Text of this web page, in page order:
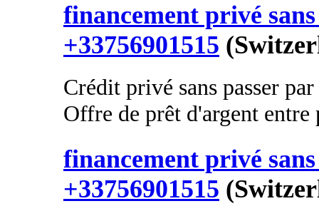
financement privé
+33756901515
Crédit privé sans passer
Offre de prêt d'argent
financement privé
+33756901515